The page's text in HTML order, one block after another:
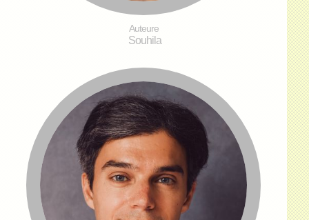
Auteure
Souhila